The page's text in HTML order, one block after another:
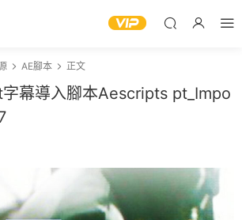
AE腳本 正文
幕導入腳本Aescripts pt_Impo